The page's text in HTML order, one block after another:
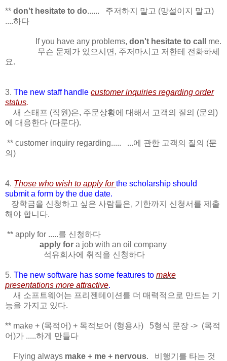
** don't hesitate to do...... 주저하지 말고 (망설이지 말고)
....하다
If you have any problems, don't hesitate to call me.
무슨 문제가 있으시면, 주저마시고 저한테 전화하세
요.
3. The new staff handle customer inquiries regarding order
status.
새 스태프 (직원)은, 주문상황에 대해서 고객의 질의 (문의)
에 대응한다 (다룬다).
** customer inquiry regarding..... ...에 관한 고객의 질의 (문
의)
4. Those who wish to apply for the scholarship should
submit a form by the due date.
장학금을 신청하고 싶은 사람들은, 기한까지 신청서를 제출
해야 합니다.
** apply for .....를 신청하다
apply for a job with an oil company
석유회사에 취직을 신청하다
5. The new software has some features to make
presentations more attractive.
새 소프트웨어는 프리젠테이션를 더 매력적으로 만드는 기
능을 가지고 있다.
** make + (목적어) + 목적보어 (형용사) 5형식 문장 -> (목적
어)가 .....하게 만들다
Flying always make + me + nervous. 비행기를 타는 것